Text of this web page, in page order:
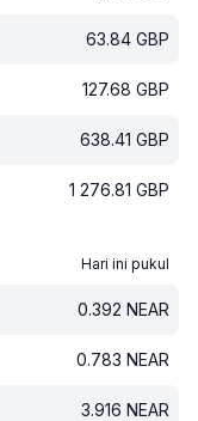
63.84 GBP
127.68 GBP
638.41 GBP
1 276.81 GBP
Hari ini pukul
0.392 NEAR
0.783 NEAR
3.916 NEAR